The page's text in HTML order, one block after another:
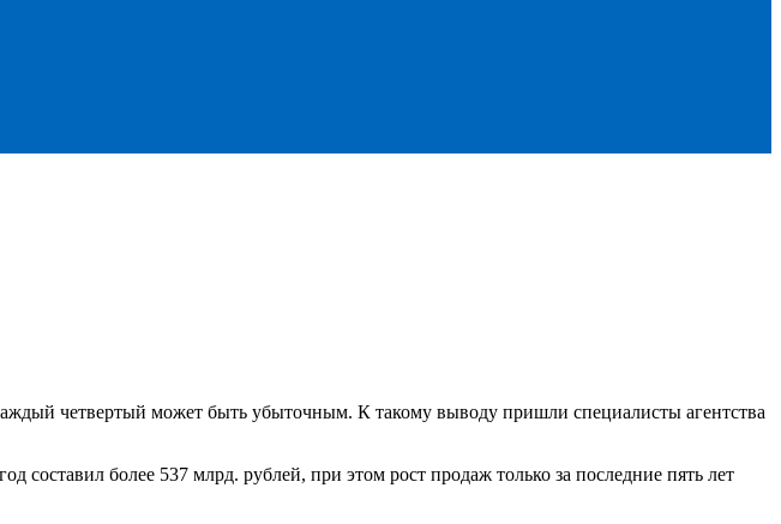
четвертый может быть убыточным. К такому выводу пришли специалисты агентства
составил более 537 млрд. рублей, при этом рост продаж только за последние пять лет